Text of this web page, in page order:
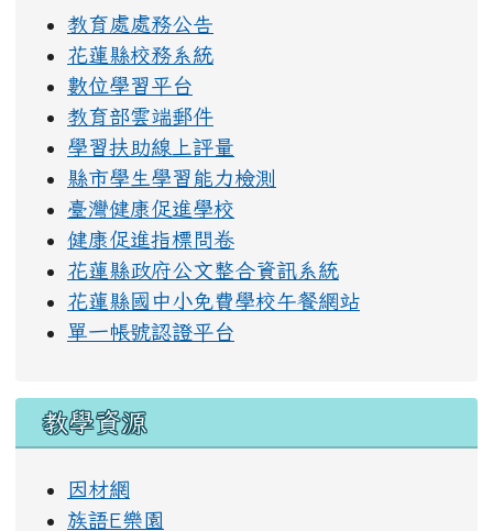
教育處處務公告
花蓮縣校務系統
數位學習平台
教育部雲端郵件
學習扶助線上評量
縣市學生學習能力檢測
臺灣健康促進學校
健康促進指標問卷
花蓮縣政府公文整合資訊系統
花蓮縣國中小免費學校午餐網站
單一帳號認證平台
教學資源
因材網
族語E樂園